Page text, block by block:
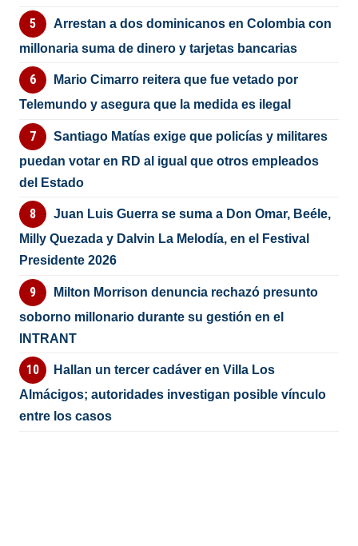
Arrestan a dos dominicanos en Colombia con
millonaria suma de dinero y tarjetas bancarias
Mario Cimarro reitera que fue vetado por
Telemundo y asegura que la medida es ilegal
Santiago Matías exige que policías y militares
puedan votar en RD al igual que otros empleados
del Estado
Juan Luis Guerra se suma a Don Omar, Beéle,
Milly Quezada y Dalvin La Melodía, en el Festival
Presidente 2026
Milton Morrison denuncia rechazó presunto
soborno millonario durante su gestión en el
INTRANT
Hallan un tercer cadáver en Villa Los
Almácigos; autoridades investigan posible vínculo
entre los casos